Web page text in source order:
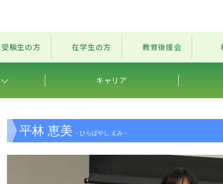
受験生の方 在学生の方 教育後援会
キャリア
平林 恵美- ひらばやし えみ -